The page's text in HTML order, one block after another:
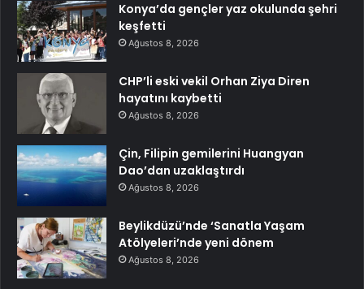
Konya’da gençler yaz okulunda şehri
keşfetti
Ağustos 8, 2026
CHP’li eski vekil Orhan Ziya Diren
hayatını kaybetti
Ağustos 8, 2026
Çin, Filipin gemilerini Huangyan
Dao’dan uzaklaştırdı
Ağustos 8, 2026
Beylikdüzü’nde ‘Sanatla Yaşam
Atölyeleri’nde yeni dönem
Ağustos 8, 2026